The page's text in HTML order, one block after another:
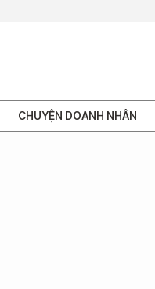
CHUYỆN DOANH NHÂN